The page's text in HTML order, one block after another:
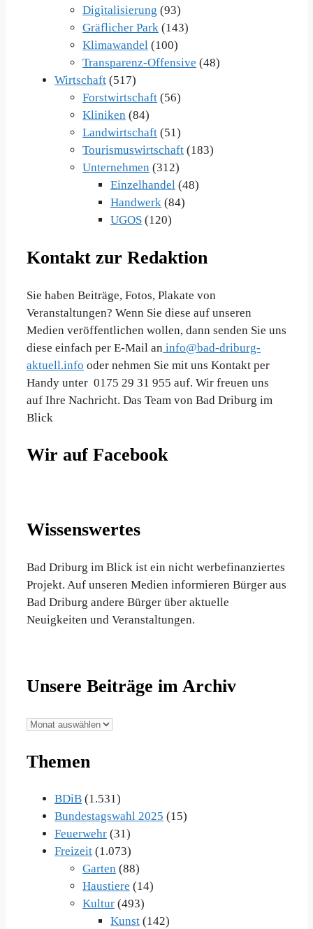
Digitalisierung (93)
Gräflicher Park (143)
Klimawandel (100)
Transparenz-Offensive (48)
Wirtschaft (517)
Forstwirtschaft (56)
Kliniken (84)
Landwirtschaft (51)
Tourismuswirtschaft (183)
Unternehmen (312)
Einzelhandel (48)
Handwerk (84)
UGOS (120)
Kontakt zur Redaktion
Sie haben Beiträge, Fotos, Plakate von
Veranstaltungen? Wenn Sie diese auf unseren
Medien veröffentlichen wollen, dann senden Sie uns
diese einfach per E-Mail an info@bad-driburg-
aktuell.info oder nehmen Sie mit uns Kontakt per
Handy unter 0175 29 31 955 auf. Wir freuen uns
auf Ihre Nachricht. Das Team von Bad Driburg im
Blick
Wir auf Facebook
Wissenswertes
Bad Driburg im Blick ist ein nicht werbefinanziertes
Projekt. Auf unseren Medien informieren Bürger aus
Bad Driburg andere Bürger über aktuelle
Neuigkeiten und Veranstaltungen.
Unsere Beiträge im Archiv
Unsere
im
Themen
BDiB (1.531)
Bundestagswahl 2025 (15)
Feuerwehr (31)
Freizeit (1.073)
Garten (88)
Haustiere (14)
Kultur (493)
Kunst (142)